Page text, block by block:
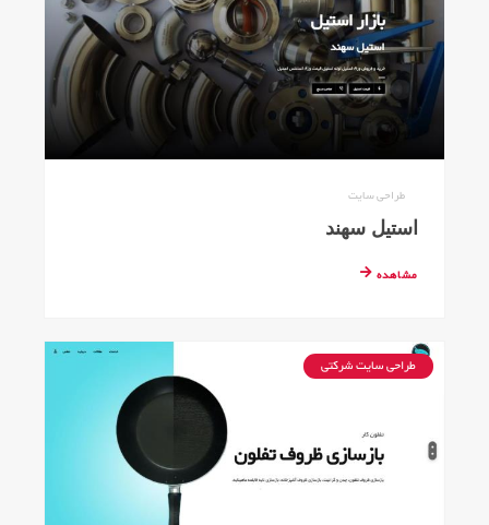
طراحی سایت
استیل سهند
مشاهده
طراحی سایت شرکتی